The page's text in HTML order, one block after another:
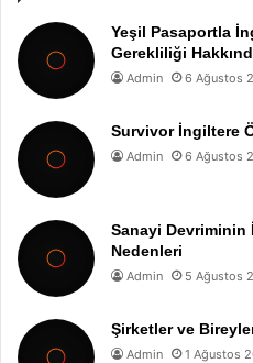
Yeşil Pasaportla
Gerekliliği
Admin 6 Ağustos
Survivor İngiltere
Admin 6 Ağustos
Sanayi Devriminin
Nedenleri
Admin 5 Ağustos
Şirketler ve
Admin 1 Ağustos